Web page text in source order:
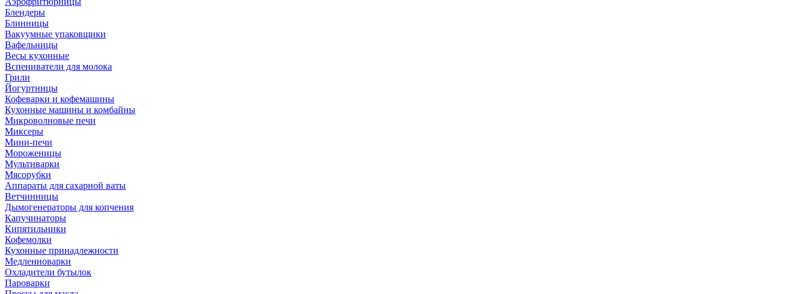
Блендеры
Блинницы
Вакуумные упаковщики
Вафельницы
Весы кухонные
Вспениватели для молока
Грили
Йогуртницы
Кофеварки и кофемашины
Кухонные машины и комбайны
Микроволновые печи
Миксеры
Мини-печи
Мороженицы
Мультиварки
Мясорубки
Аппараты для сахарной ваты
Ветчинницы
Дымогенераторы для копчения
Капучинаторы
Кипятильники
Кофемолки
Кухонные принадлежности
Медленноварки
Охладители бутылок
Пароварки